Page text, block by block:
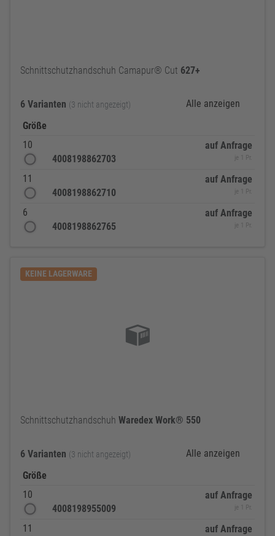
Schnittschutzhandschuh Camapur® Cut 627+
6 Varianten (3 nicht angezeigt)
Alle anzeigen
Größe
10
4008198862703
auf Anfrage
je 1 Pr.
11
4008198862710
auf Anfrage
je 1 Pr.
6
4008198862765
auf Anfrage
je 1 Pr.
KEINE LAGERWARE
Schnittschutzhandschuh Waredex Work® 550
6 Varianten (3 nicht angezeigt)
Alle anzeigen
Größe
10
4008198955009
auf Anfrage
je 1 Pr.
11
auf Anfrage